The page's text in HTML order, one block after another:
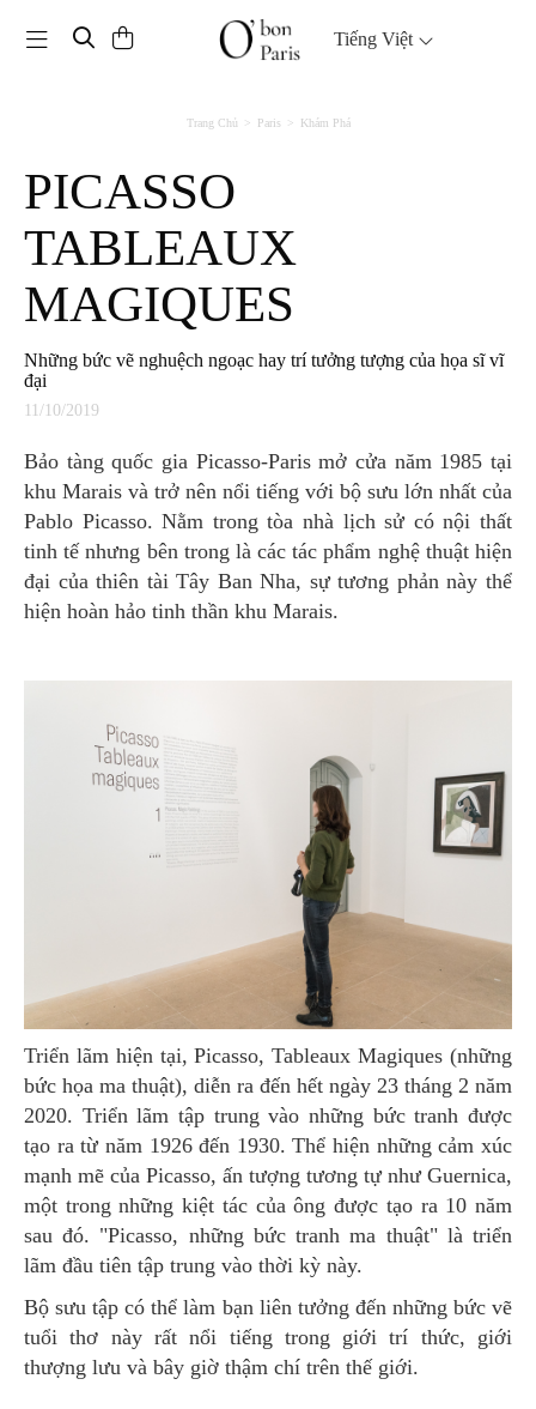
Toggle navigation Tiếng Việt
Trang Chủ Paris Khám Phá
PICASSO
TABLEAUX
MAGIQUES
Những bức vẽ nghuệch ngoạc hay trí tưởng tượng của họa sĩ vĩ
đại
11/10/2019
Bảo tàng quốc gia Picasso-Paris mở cửa năm 1985 tại
khu Marais và trở nên nổi tiếng với bộ sưu lớn nhất của
Pablo Picasso. Nằm trong tòa nhà lịch sử có nội thất
tinh tế nhưng bên trong là các tác phẩm nghệ thuật hiện
đại của thiên tài Tây Ban Nha, sự tương phản này thể
hiện hoàn hảo tinh thần khu Marais.
Triển lãm hiện tại, Picasso, Tableaux Magiques (những
bức họa ma thuật), diễn ra đến hết ngày 23 tháng 2 năm
2020. Triển lãm tập trung vào những bức tranh được
tạo ra từ năm 1926 đến 1930. Thể hiện những cảm xúc
mạnh mẽ của Picasso, ấn tượng tương tự như Guernica,
một trong những kiệt tác của ông được tạo ra 10 năm
sau đó. "Picasso, những bức tranh ma thuật" là triển
lãm đầu tiên tập trung vào thời kỳ này.
Bộ sưu tập có thể làm bạn liên tưởng đến những bức vẽ
tuổi thơ này rất nổi tiếng trong giới trí thức, giới
thượng lưu và bây giờ thậm chí trên thế giới.